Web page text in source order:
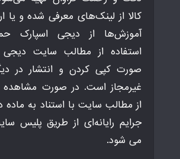
کالا از لینک‌های معرفی شده و یا
آموزش‌ها از دیجی اسپارک
استفاده از مطالب سایت دیجی
صورت کپی کردن و انتشار در
غیرمجاز است. در صورت مشاهده
از مطالب سایت با استناد به ماده
جرایم رایانه‌ای از طریق پلیس
می شود.